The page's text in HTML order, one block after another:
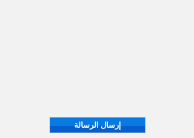
إرسال الرسالة